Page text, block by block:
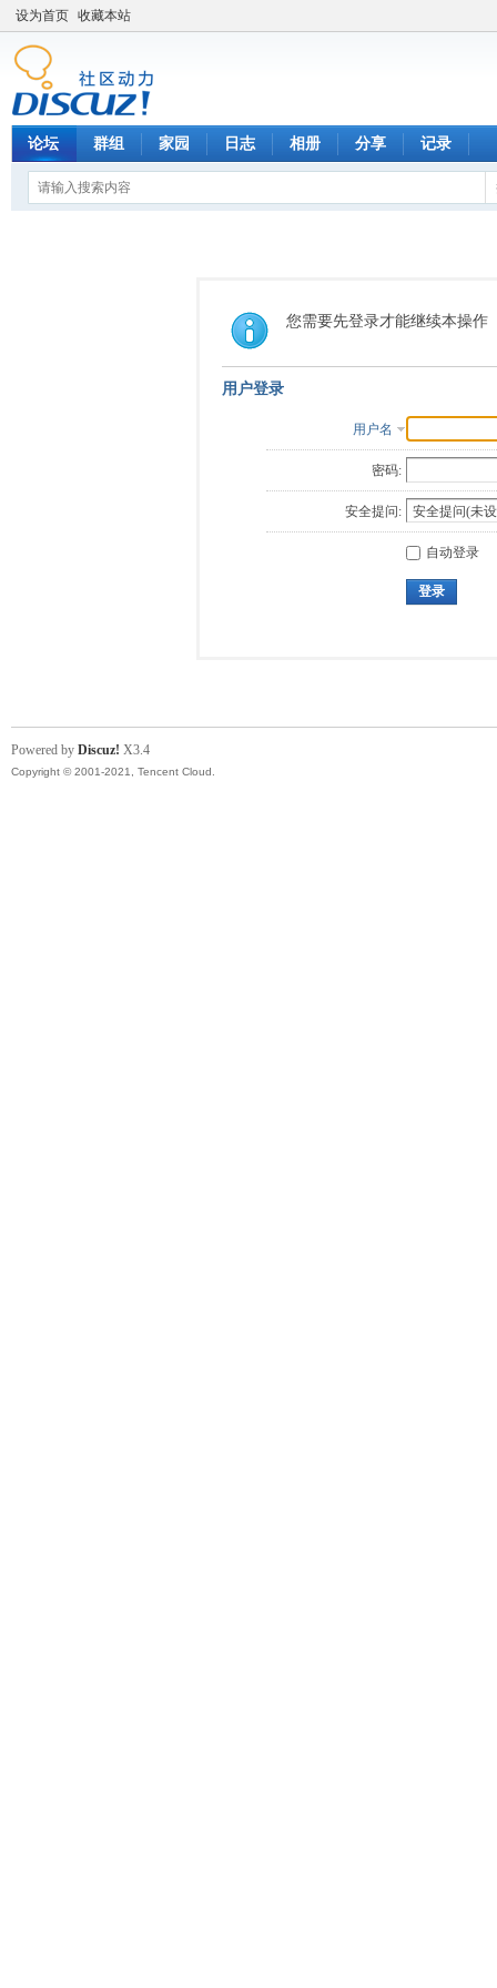
设为首页 收藏本站
论坛 群组 家园 日志 相册 分享 记录
您需要先登录才能继续本操作
用户登录
用户名
密码:
安全提问:
自动登录
登录
Powered by Discuz! X3.4
Copyright © 2001-2021, Tencent Cloud.